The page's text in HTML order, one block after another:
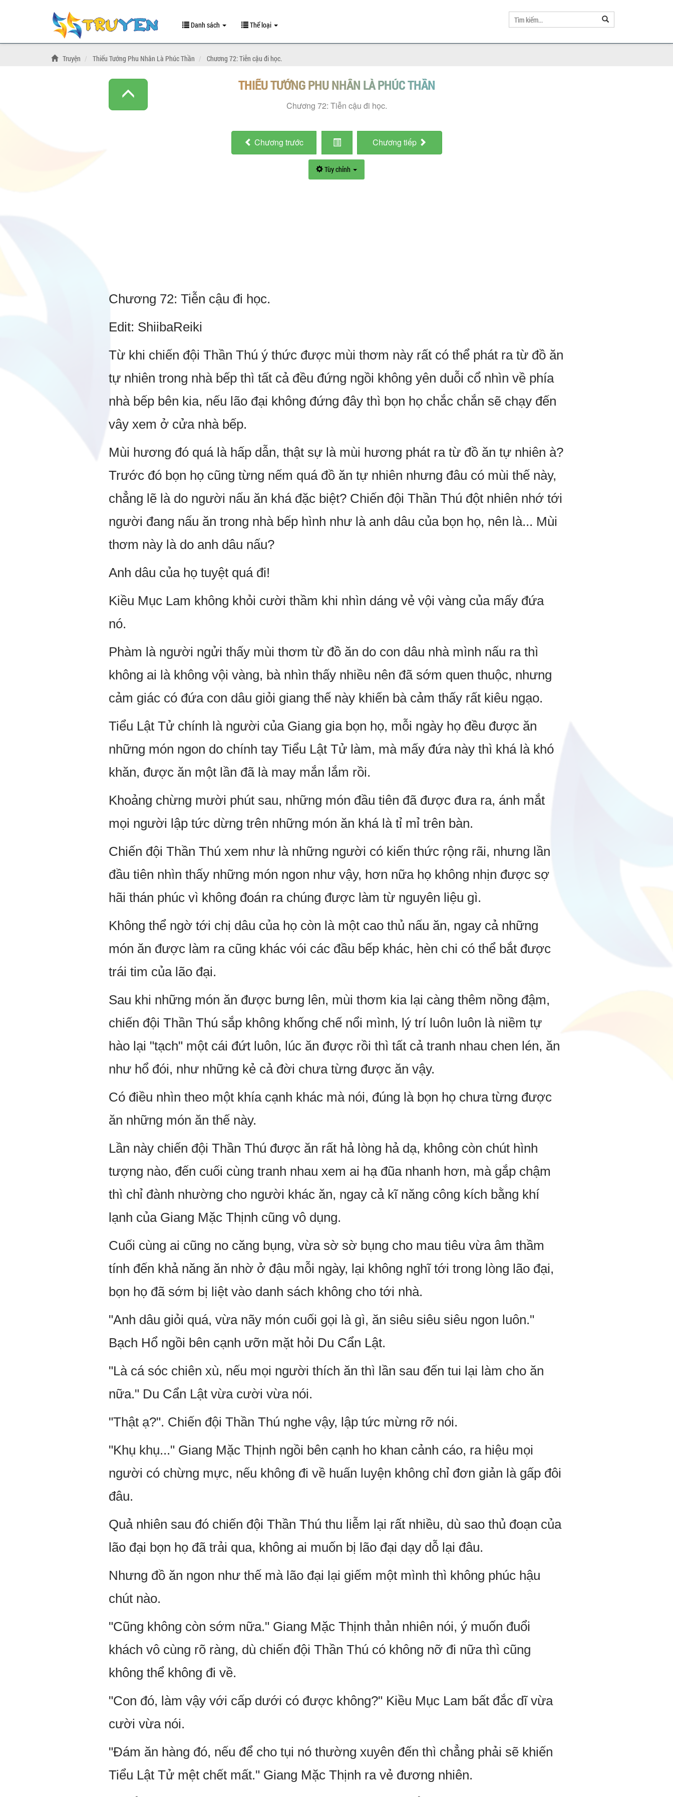
Danh sách Thể loại
Truyện Thiếu Tướng Phu Nhân Là Phúc Thần Chương 72: Tiễn cậu đi học.
THIẾU TƯỚNG PHU NHÂN LÀ PHÚC THẦN
Chương 72: Tiễn cậu đi học.
Chương trước Chương tiếp
Tùy chỉnh
Chương 72: Tiễn cậu đi học.
Edit: ShiibaReiki
Từ khi chiến đội Thần Thú ý thức được mùi thơm này rất có thể phát ra từ đồ ăn
tự nhiên trong nhà bếp thì tất cả đều đứng ngồi không yên duỗi cổ nhìn về phía
nhà bếp bên kia, nếu lão đại không đứng đây thì bọn họ chắc chắn sẽ chạy đến
vây xem ở cửa nhà bếp.
Mùi hương đó quá là hấp dẫn, thật sự là mùi hương phát ra từ đồ ăn tự nhiên à?
Trước đó bọn họ cũng từng nếm quá đồ ăn tự nhiên nhưng đâu có mùi thế này,
chẳng lẽ là do người nấu ăn khá đặc biệt? Chiến đội Thần Thú đột nhiên nhớ tới
người đang nấu ăn trong nhà bếp hình như là anh dâu của bọn họ, nên là... Mùi
thơm này là do anh dâu nấu?
Anh dâu của họ tuyệt quá đi!
Kiều Mục Lam không khỏi cười thầm khi nhìn dáng vẻ vội vàng của mấy đứa
nó.
Phàm là người ngửi thấy mùi thơm từ đồ ăn do con dâu nhà mình nấu ra thì
không ai là không vội vàng, bà nhìn thấy nhiều nên đã sớm quen thuộc, nhưng
cảm giác có đứa con dâu giỏi giang thế này khiến bà cảm thấy rất kiêu ngạo.
Tiểu Lật Tử chính là người của Giang gia bọn họ, mỗi ngày họ đều được ăn
những món ngon do chính tay Tiểu Lật Tử làm, mà mấy đứa này thì khá là khó
khăn, được ăn một lần đã là may mắn lắm rồi.
Khoảng chừng mười phút sau, những món đầu tiên đã được đưa ra, ánh mắt
mọi người lập tức dừng trên những món ăn khá là tỉ mỉ trên bàn.
Chiến đội Thần Thú xem như là những người có kiến thức rộng rãi, nhưng lần
đầu tiên nhìn thấy những món ngon như vậy, hơn nữa họ không nhịn được sợ
hãi thán phúc vì không đoán ra chúng được làm từ nguyên liệu gì.
Không thể ngờ tới chị dâu của họ còn là một cao thủ nấu ăn, ngay cả những
món ăn được làm ra cũng khác vói các đầu bếp khác, hèn chi có thể bắt được
trái tim của lão đại.
Sau khi những món ăn được bưng lên, mùi thơm kia lại càng thêm nồng đậm,
chiến đội Thần Thú sắp không khống chế nổi mình, lý trí luôn luôn là niềm tự
hào lại "tạch" một cái đứt luôn, lúc ăn được rồi thì tất cả tranh nhau chen lén, ăn
như hổ đói, như những kẻ cả đời chưa từng được ăn vậy.
Có điều nhìn theo một khía cạnh khác mà nói, đúng là bọn họ chưa từng được
ăn những món ăn thế này.
Lần này chiến đội Thần Thú được ăn rất hả lòng hả dạ, không còn chút hình
tượng nào, đến cuối cùng tranh nhau xem ai hạ đũa nhanh hơn, mà gắp chậm
thì chỉ đành nhường cho người khác ăn, ngay cả kĩ năng công kích bằng khí
lạnh của Giang Mặc Thịnh cũng vô dụng.
Cuối cùng ai cũng no căng bụng, vừa sờ sờ bụng cho mau tiêu vừa âm thầm
tính đến khả năng ăn nhờ ở đậu mỗi ngày, lại không nghĩ tới trong lòng lão đại,
bọn họ đã sớm bị liệt vào danh sách không cho tới nhà.
"Anh dâu giỏi quá, vừa nãy món cuối gọi là gì, ăn siêu siêu siêu ngon luôn."
Bạch Hổ ngồi bên cạnh ưỡn mặt hỏi Du Cẩn Lật.
"Là cá sóc chiên xù, nếu mọi người thích ăn thì lần sau đến tui lại làm cho ăn
nữa." Du Cẩn Lật vừa cười vừa nói.
"Thật ạ?". Chiến đội Thần Thú nghe vậy, lập tức mừng rỡ nói.
"Khụ khụ..." Giang Mặc Thịnh ngồi bên cạnh ho khan cảnh cáo, ra hiệu mọi
người có chừng mực, nếu không đi về huấn luyện không chỉ đơn giản là gấp đôi
đâu.
Quả nhiên sau đó chiến đội Thần Thú thu liễm lại rất nhiều, dù sao thủ đoạn của
lão đại bọn họ đã trải qua, không ai muốn bị lão đại dạy dỗ lại đâu.
Nhưng đồ ăn ngon như thế mà lão đại lại giếm một mình thì không phúc hậu
chút nào.
"Cũng không còn sớm nữa." Giang Mặc Thịnh thản nhiên nói, ý muốn đuổi
khách vô cùng rõ ràng, dù chiến đội Thần Thú có không nỡ đi nữa thì cũng
không thể không đi về.
"Con đó, làm vậy với cấp dưới có được không?" Kiều Mục Lam bất đắc dĩ vừa
cười vừa nói.
"Đám ăn hàng đó, nếu để cho tụi nó thường xuyên đến thì chẳng phải sẽ khiến
Tiểu Lật Tử mệt chết mất." Giang Mặc Thịnh ra vẻ đương nhiên.